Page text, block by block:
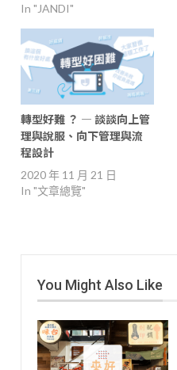
In "JANDI"
轉型好難 ？ — 談談向上管
理與說服、向下管理與流
程設計
2020 年 11 月 21 日
In "文章總覽"
You Might Also Like